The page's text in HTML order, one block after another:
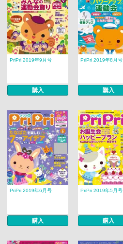
PriPri 2019年9月号
購入
PriPri 2019年8月号
購入
PriPri 2019年6月号
購入
PriPri 2019年5月号
購入